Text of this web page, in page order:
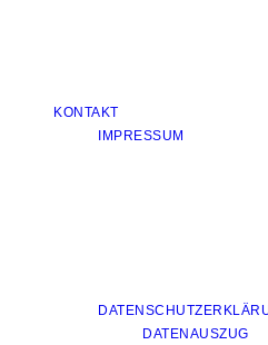
KONTAKT
IMPRESSUM
DATENAUSZUG